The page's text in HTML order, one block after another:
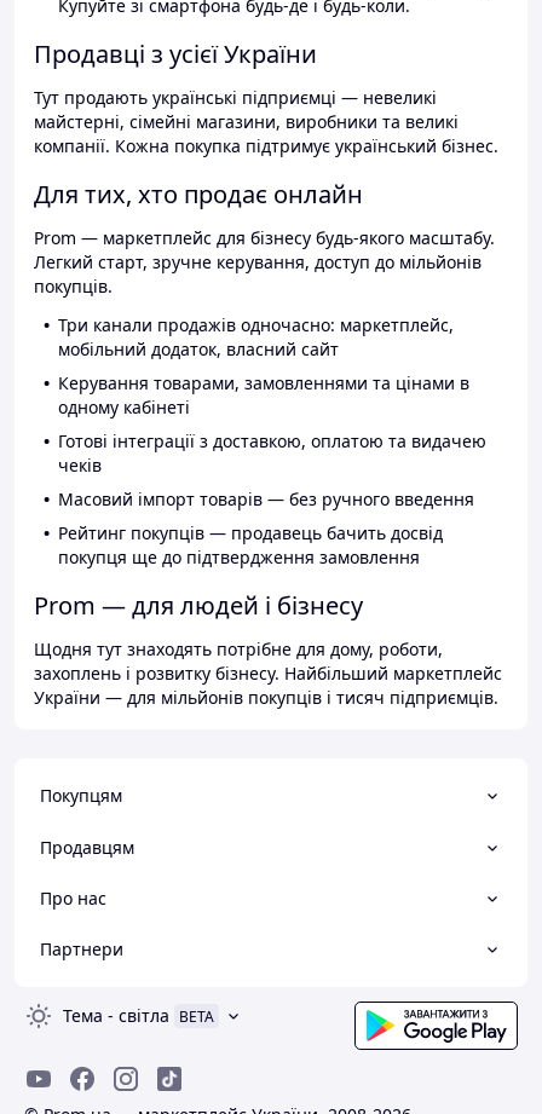
Купуйте зі смартфона будь-де і будь-коли.
Продавці з усієї України
Тут продають українські підприємці — невеликі
майстерні, сімейні магазини, виробники та великі
компанії. Кожна покупка підтримує український бізнес.
Для тих, хто продає онлайн
Prom — маркетплейс для бізнесу будь-якого масштабу.
Легкий старт, зручне керування, доступ до мільйонів
покупців.
Три канали продажів одночасно: маркетплейс,
мобільний додаток, власний сайт
Керування товарами, замовленнями та цінами в
одному кабінеті
Готові інтеграції з доставкою, оплатою та видачею
чеків
Масовий імпорт товарів — без ручного введення
Рейтинг покупців — продавець бачить досвід
покупця ще до підтвердження замовлення
Prom — для людей і бізнесу
Щодня тут знаходять потрібне для дому, роботи,
захоплень і розвитку бізнесу. Найбільший маркетплейс
України — для мільйонів покупців і тисяч підприємців.
Покупцям
Продавцям
Про нас
Партнери
Тема - світла BETA